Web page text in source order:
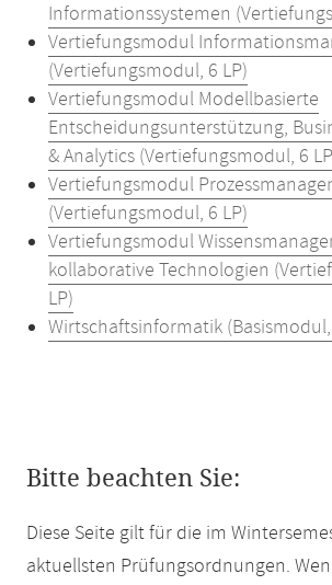
Informationssystemen
Vertiefungsmodul
(Vertiefungsmodul, 6 LP)
Vertiefungsmodul Modellbasierte
Entscheidungsunterstützung,
& Analytics (Vertiefungsmodul, 6
Vertiefungsmodul
(Vertiefungsmodul, 6 LP)
Vertiefungsmodul
kollaborative Technologien
LP)
Wirtschaftsinformatik (Basismodul,
Bitte beachten Sie:
Diese Seite gilt für die im
aktuellsten Prüfungsordnungen.